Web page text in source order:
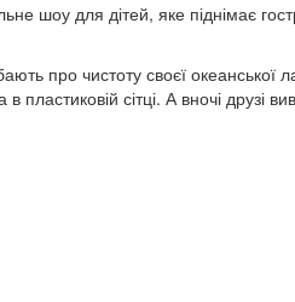
шоу для дітей, яке піднімає
про чистоту своєї океанської
сітці. А вночі друзі